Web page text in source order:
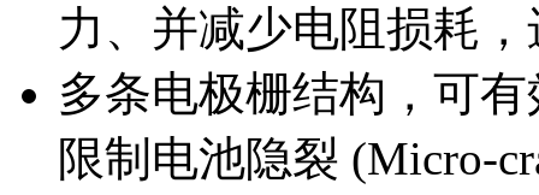
力、并减少电阻损耗
多条电极栅结构，可
限制电池隐裂 (Micro-